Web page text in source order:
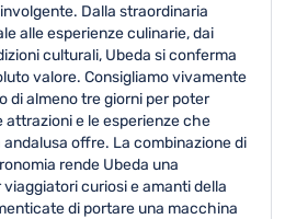
Dalla straordinaria
alle esperienze culinarie, dai
culturali, Ubeda si conferma
valore. Consigliamo vivamente
di almeno tre giorni per poter
e le esperienze che
offre. La combinazione di
rende Ubeda una
curiosi e amanti della
di portare una macchina